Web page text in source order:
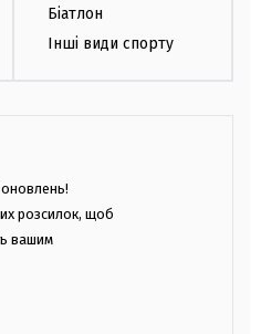
Біатлон
Інші види спорту
оновлень!
розсилок, щоб
вашим